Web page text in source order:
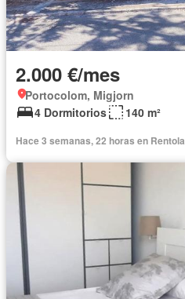
2.000 €/mes
Portocolom, Migjorn
4 Dormitorios
140 m²
Hace 3 semanas, 22 horas en Rentola